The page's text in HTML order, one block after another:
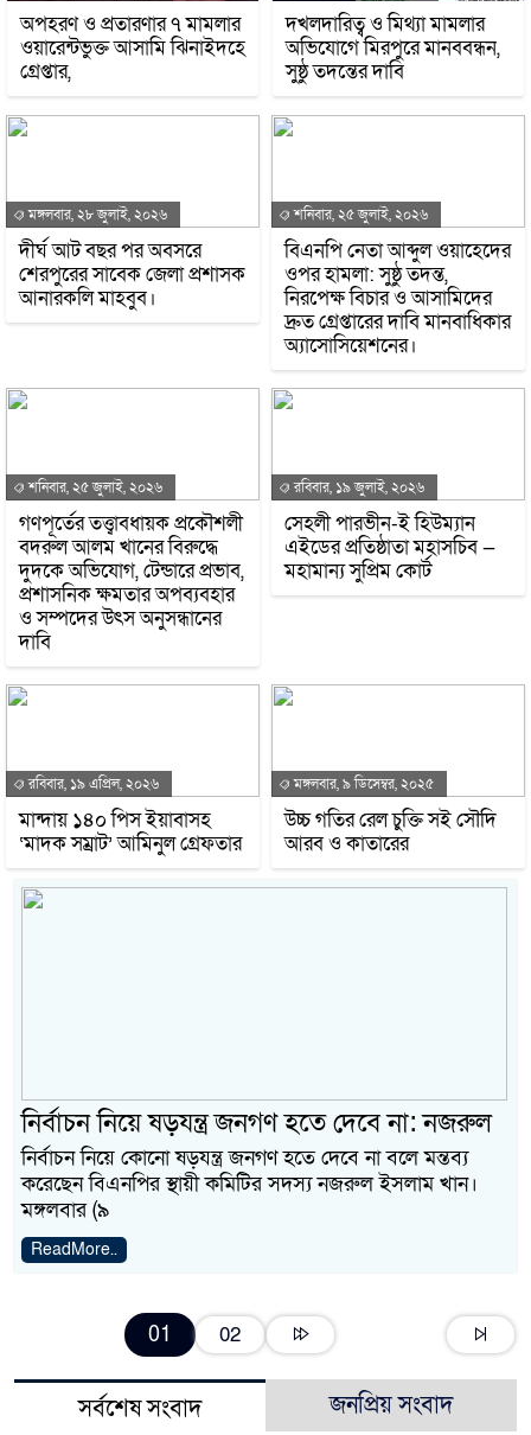
অপহরণ ও প্রতারণার ৭ মামলার
ওয়ারেন্টভুক্ত আসামি ঝিনাইদহে
গ্রেপ্তার,
দখলদারিত্ব ও মিথ্যা মামলার
অভিযোগে মিরপুরে মানববন্ধন,
সুষ্ঠু তদন্তের দাবি
মঙ্গলবার, ২৮ জুলাই, ২০২৬
দীর্ঘ আট বছর পর অবসরে
শেরপুরের সাবেক জেলা প্রশাসক
আনারকলি মাহবুব।
শনিবার, ২৫ জুলাই, ২০২৬
বিএনপি নেতা আব্দুল ওয়াহেদের
ওপর হামলা: সুষ্ঠু তদন্ত,
নিরপেক্ষ বিচার ও আসামিদের
দ্রুত গ্রেপ্তারের দাবি মানবাধিকার
অ্যাসোসিয়েশনের।
শনিবার, ২৫ জুলাই, ২০২৬
গণপূর্তের তত্ত্বাবধায়ক প্রকৌশলী
বদরুল আলম খানের বিরুদ্ধে
দুদকে অভিযোগ, টেন্ডারে প্রভাব,
প্রশাসনিক ক্ষমতার অপব্যবহার
ও সম্পদের উৎস অনুসন্ধানের
দাবি
রবিবার, ১৯ জুলাই, ২০২৬
সেহলী পারভীন-ই হিউম্যান
এইডের প্রতিষ্ঠাতা মহাসচিব —
মহামান্য সুপ্রিম কোর্ট
রবিবার, ১৯ এপ্রিল, ২০২৬
মান্দায় ১৪০ পিস ইয়াবাসহ
‘মাদক সম্রাট’ আমিনুল গ্রেফতার
মঙ্গলবার, ৯ ডিসেম্বর, ২০২৫
উচ্চ গতির রেল চুক্তি সই সৌদি
আরব ও কাতারের
নির্বাচন নিয়ে ষড়যন্ত্র জনগণ হতে দেবে না: নজরুল
নির্বাচন নিয়ে কোনো ষড়যন্ত্র জনগণ হতে দেবে না বলে মন্তব্য
করেছেন বিএনপির স্থায়ী কমিটির সদস্য নজরুল ইসলাম খান।
মঙ্গলবার (৯
ReadMore..
01 02
সর্বশেষ সংবাদ জনপ্রিয় সংবাদ